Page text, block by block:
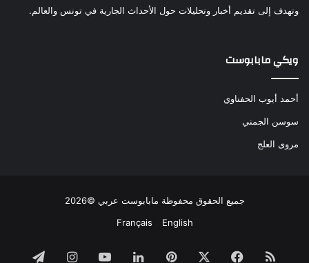
وتهدف إلى تقديم أخبار وتحليلات حول الأحداث الجارية في تونس والعالم.
ويكي مابابوست
أحمد أيوب الحفناوي
سوسن الجمني
مروى العلج
جميع الحقوق محفوظة مابابوست عربي ©2026
English
Français
ملخص فيسبوك بينتيريستلينكدإن ‫YouTubeانستقرام